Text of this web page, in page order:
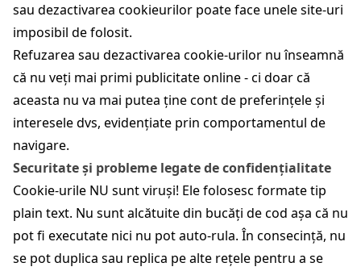
sau dezactivarea cookieurilor poate face unele site-uri
imposibil de folosit.
Refuzarea sau dezactivarea cookie-urilor nu înseamnă
că nu veți mai primi publicitate online - ci doar că
aceasta nu va mai putea ține cont de preferințele și
interesele dvs, evidențiate prin comportamentul de
navigare.
Securitate și probleme legate de confidențialitate
Cookie-urile NU sunt viruși! Ele folosesc formate tip
plain text. Nu sunt alcătuite din bucăți de cod așa că nu
pot fi executate nici nu pot auto-rula. În consecință, nu
se pot duplica sau replica pe alte rețele pentru a se